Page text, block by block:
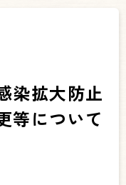
染拡大防止
等について